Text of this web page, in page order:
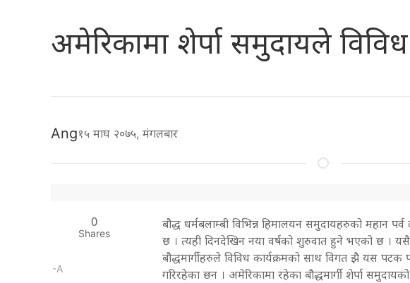
अमेरिकामा शेर्पा समुदायले
Ang१५ माघ २०७५, मंगलबार
0
Shares
-A
बौद्ध धर्मबलाम्बी विभिन्न हिमालयन समुदायहरुको महान
छ । त्यही दिनदेखिन नया वर्षको शुरुवात हुने भएको छ ।
बौद्धमार्गीहरुले विविध कार्यक्रमको साथ विगत झै यस पटक
गरिरहेका छन । अमेरिकामा रहेका बौद्धमार्गी शेर्पा